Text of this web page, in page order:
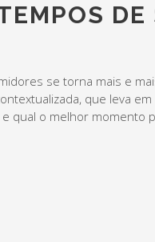
DE
se torna mais e
que leva
qual o melhor momento